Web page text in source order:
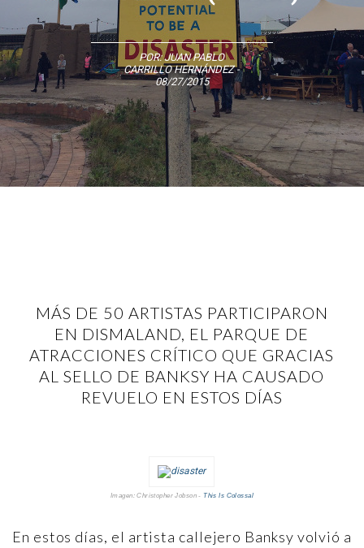
POR:JUAN PABLO
CARRILLO HERNÁNDEZ-
08/27/2015
MÁS DE 50 ARTISTAS PARTICIPARON
EN DISMALAND, EL PARQUE DE
ATRACCIONES CRÍTICO QUE GRACIAS
AL SELLO DE BANKSY HA CAUSADO
REVUELO EN ESTOS DÍAS
Imagen: Christopher Jobson -This Is Colossal
En estos días, el artista callejero Banksy volvió a